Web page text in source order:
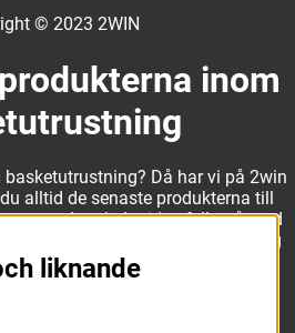
© 2023 2WIN
inom
Då har vi på 2win
alltid de senaste produkterna till
med att hela tiden fylla på med
gör oss till ett naturligt val för dig
överträffar alla andra märken.
liknande